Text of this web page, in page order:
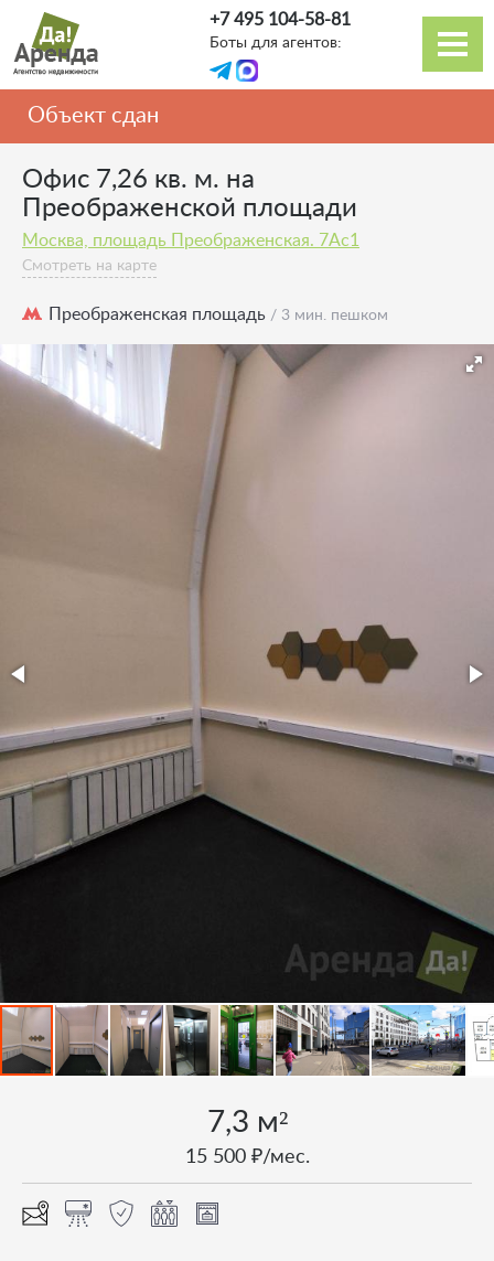
Перейти
основному
содержанию
Основная
навигация
+7 495 104-58-81
Боты для агентов:
Объект сдан
Офис 7,26 кв. м. на
Преображенской площади
Москва, площадь Преображенская. 7Ас1
Смотреть на карте
Преображенская площадь / 3 мин. пешком
7,3 м²
15 500 ₽/мес.